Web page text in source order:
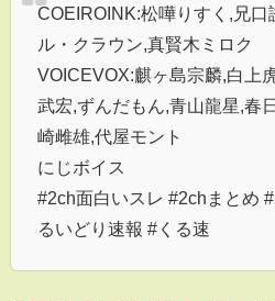
COEIROINK:松嘩りすく,兄口
ル・クラウン,真賢木ミロク
VOICEVOX:麒ヶ島宗麟,白上
武宏,ずんだもん,青山龍星,春
崎雌雄,代屋モント
にじボイス
#2ch面白いスレ #2chまとめ
るいどり速報 #くる速